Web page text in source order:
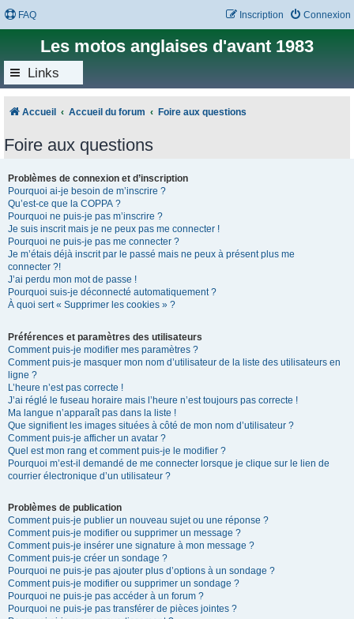
FAQ Connexion
Inscription
Les motos anglaises d'avant 1983
Links
Accueil Accueil du forum Foire aux questions
Foire aux questions
Problèmes de connexion et d’inscription
Pourquoi ai-je besoin de m’inscrire ?
Qu’est-ce que la COPPA ?
Pourquoi ne puis-je pas m’inscrire ?
Je suis inscrit mais je ne peux pas me connecter !
Pourquoi ne puis-je pas me connecter ?
Je m’étais déjà inscrit par le passé mais ne peux à présent plus me
connecter ?!
J’ai perdu mon mot de passe !
Pourquoi suis-je déconnecté automatiquement ?
À quoi sert « Supprimer les cookies » ?
Préférences et paramètres des utilisateurs
Comment puis-je modifier mes paramètres ?
Comment puis-je masquer mon nom d’utilisateur de la liste des utilisateurs en
ligne ?
L’heure n’est pas correcte !
J’ai réglé le fuseau horaire mais l’heure n’est toujours pas correcte !
Ma langue n’apparaît pas dans la liste !
Que signifient les images situées à côté de mon nom d’utilisateur ?
Comment puis-je afficher un avatar ?
Quel est mon rang et comment puis-je le modifier ?
Pourquoi m’est-il demandé de me connecter lorsque je clique sur le lien de
courrier électronique d’un utilisateur ?
Problèmes de publication
Comment puis-je publier un nouveau sujet ou une réponse ?
Comment puis-je modifier ou supprimer un message ?
Comment puis-je insérer une signature à mon message ?
Comment puis-je créer un sondage ?
Pourquoi ne puis-je pas ajouter plus d’options à un sondage ?
Comment puis-je modifier ou supprimer un sondage ?
Pourquoi ne puis-je pas accéder à un forum ?
Pourquoi ne puis-je pas transférer de pièces jointes ?